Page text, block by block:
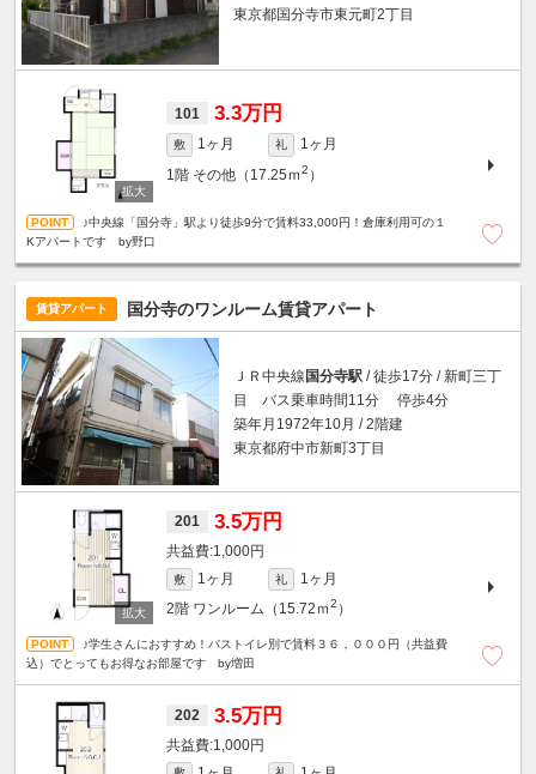
東京都国分寺市東元町2丁目
101 3.3万円
敷 1ヶ月 礼
1ヶ月
1階 その他（17.25ｍ2 ）
♪中央線「国分寺」駅より徒歩9分で賃料33,000円！倉庫利用可の１
Kアパートです by野口
賃貸アパート 国分寺のワンルーム賃貸アパート
ＪＲ中央線国分寺駅 / 徒歩17分 / 新町三丁
目 バス乗車時間11分 停歩4分
築年月1972年10月 / 2階建
東京都府中市新町3丁目
201 3.5万円
1,000円
敷 1ヶ月 礼
1ヶ月
2階 ワンルーム（15.72ｍ2 ）
♪学生さんにおすすめ！バストイレ別で賃料３６，０００円（共益費
込）でとってもお得なお部屋です by増田
202 3.5万円
1,000円